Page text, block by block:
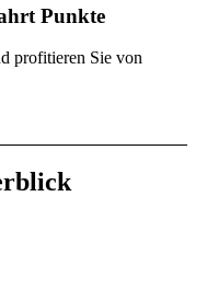
Punkte
profitieren Sie von